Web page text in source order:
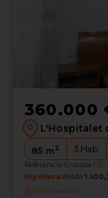
360.000
L'Hospitalet
85 m2 3 Hab.
Referencia Grocasa
Hipoteca desde
Interesados0